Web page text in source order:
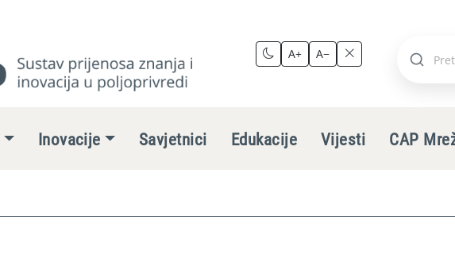
A+ A−
Pretraži
Inovacije Savjetnici Edukacije Vijesti CAP